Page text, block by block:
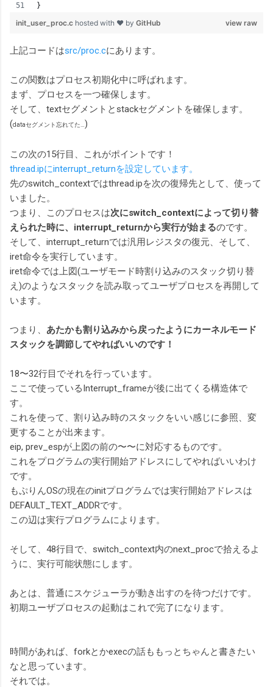
}
view raw
init_user_proc.c hosted with ❤ by GitHub
上記コードはsrc/proc.cにあります。
この関数はプロセス初期化中に呼ばれます。
まず、プロセスを一つ確保します。
そして、textセグメントとstackセグメントを確保します。
(dataセグメント忘れてた… )
この次の15行目、これがポイントです！
thread.ipにinterrupt_returnを設定しています。
先のswitch_contextではthread.ipを次の復帰先として、使って
いました。
つまり、このプロセスは次にswitch_contextによって切り替
えられた時に、interrupt_returnから実行が始まるのです。
そして、interrupt_returnでは汎用レジスタの復元、そして、
iret命令を実行しています。
iret命令では上図(ユーザモード時割り込みのスタック切り替
え)のようなスタックを読み取ってユーザプロセスを再開して
います。
つまり、 あたかも割り込みから戻ったようにカーネルモード
スタックを調節してやればいいのです！
18〜32行目でそれを行っています。
ここで使っているInterrupt_frameが後に出てくる構造体で
す。
これを使って、割り込み時のスタックをいい感じに参照、変
更することが出来ます。
eip, prev_espが上図の前の〜〜に対応するものです。
これをプログラムの実行開始アドレスにしてやればいいわけ
です。
もぷりんOSの現在のinitプログラムでは実行開始アドレスは
DEFAULT_TEXT_ADDRです。
この辺は実行プログラムによります。
そして、48行目で、switch_context内のnext_procで拾えるよ
うに、実行可能状態にします。
あとは、普通にスケジューラが動き出すのを待つだけです。
初期ユーザプロセスの起動はこれで完了になります。
時間があれば、forkとかexecの話ももっとちゃんと書きたい
なと思っています。
それでは。